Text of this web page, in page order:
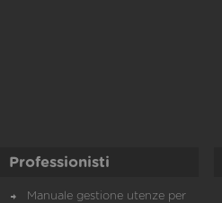
Professionisti
Manuale gestione utenze per